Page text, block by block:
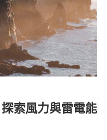
探索風力與雷電能